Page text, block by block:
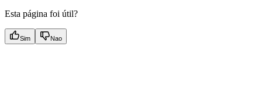
Esta página foi útil?
Sim Nao